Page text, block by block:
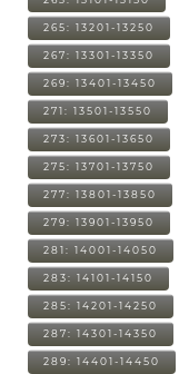
265: 13201-13250
267: 13301-13350
269: 13401-13450
271: 13501-13550
273: 13601-13650
275: 13701-13750
277: 13801-13850
279: 13901-13950
281: 14001-14050
283: 14101-14150
285: 14201-14250
287: 14301-14350
289: 14401-14450